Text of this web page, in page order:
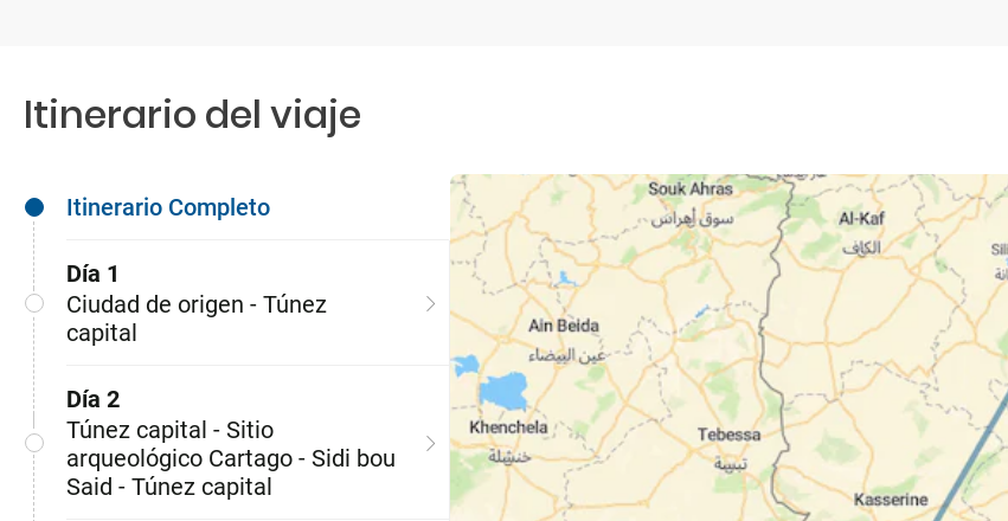
Itinerario del viaje
Itinerario Completo
Día 1
Ciudad de origen - Túnez
capital
Día 2
Túnez capital - Sitio
arqueológico Cartago - Sidi bou
Said - Túnez capital